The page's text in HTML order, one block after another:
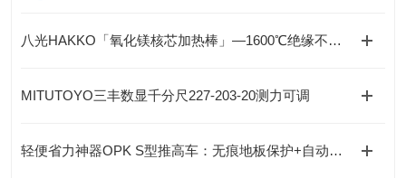
八光HAKKO「氧化镁核芯加热棒」—1600℃绝缘不衰减，工业热控安全天花板
MITUTOYO三丰数显千分尺227-203-20测力可调
轻便省力神器OPK S型推高车：无痕地板保护+自动止回阀，全能搬运助手